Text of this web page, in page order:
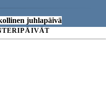
juhlapäivä